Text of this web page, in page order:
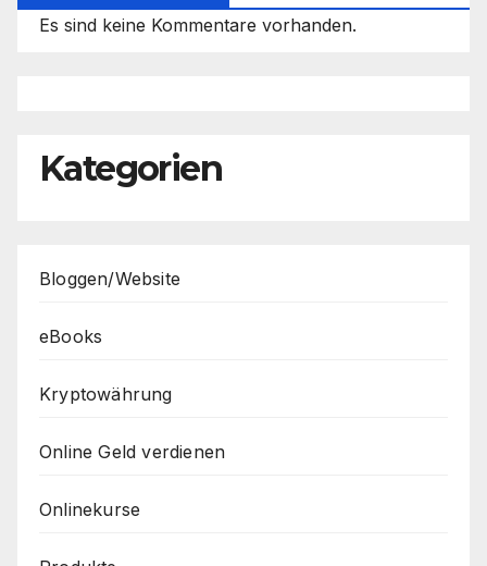
Es sind keine Kommentare vorhanden.
Kategorien
Bloggen/Website
eBooks
Kryptowährung
Online Geld verdienen
Onlinekurse